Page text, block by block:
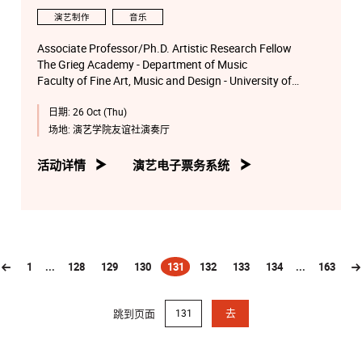
演艺制作 音乐
Associate Professor/Ph.D. Artistic Research Fellow
The Grieg Academy - Department of Music
Faculty of Fine Art, Music and Design - University of
National Chairperson (Norway) for the International
Clarinet Association (ICA)
日期: 26 Oct (Thu)
场地: 演艺学院友谊社演奏厅
活动详情 演艺电子票务系统
1 ... 128 129 130 131
(current)132 133 134 ... 163
跳到页面 去